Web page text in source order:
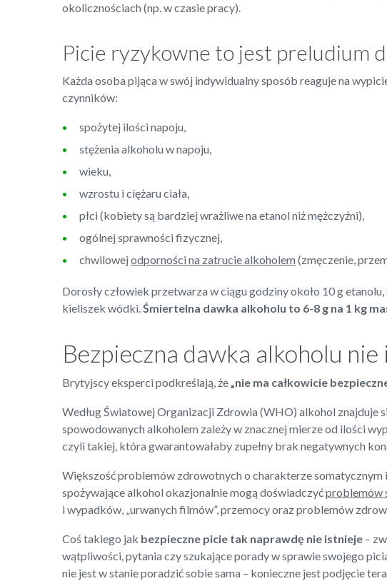
okolicznościach (np. w czasie pracy).
Picie ryzykowne to jest preludium
Każda osoba pijąca w swój indywidualny sposób reaguje na
czynników:
spożytej ilości napoju,
stężenia alkoholu w napoju,
wieku,
wzrostu i ciężaru ciała,
płci (kobiety są bardziej wrażliwe na etanol niż mężczyźni),
ogólnej sprawności fizycznej,
chwilowej odporności na zatrucie alkoholem (zmęczenie,
Dorosły człowiek przetwarza w ciągu godziny około 10 g
kieliszek wódki.Śmiertelna dawka alkoholu to 6-8 g na 1 kg
Bezpieczna dawka alkoholu
Brytyjscy eksperci podkreślają, że„nie ma całkowicie
Według Światowej Organizacji Zdrowia (WHO) alkohol
spowodowanych alkoholem zależy w znacznej mierze od ilości
czyli takiej, która gwarantowałaby zupełny brak negatywnych
Większość problemów zdrowotnych o charakterze
spożywające alkohol okazjonalnie mogą doświadczyćproblemów
i wypadków, „urwanych filmów”, przemocy oraz problemów
Coś takiego jak bezpieczne picie tak naprawdę nie istnieje –
wątpliwości, pytania czy szukające porady w sprawie swojego
nie jest w stanie poradzić sobie sama – konieczne jest podjęcie